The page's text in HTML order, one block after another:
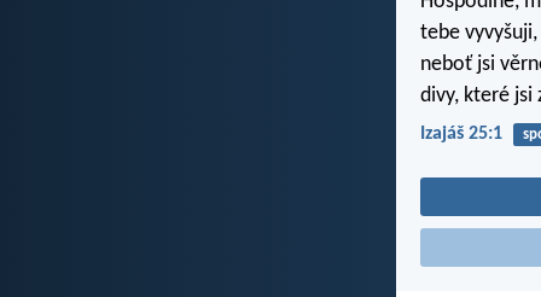
tebe
neboť jsi
divy, které jsi
Izajáš 25:1